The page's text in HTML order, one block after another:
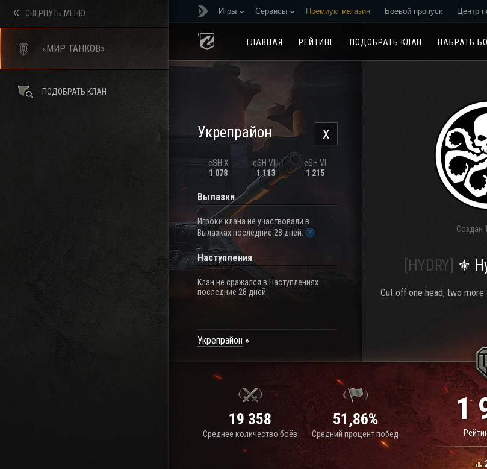
Игры Сервисы Премиум магазин Боевой пропуск Центр
ГЛАВНАЯ РЕЙТИНГ ПОДОБРАТЬ КЛАН НАБРАТЬ
X
Укрепрайон
eSH X
1 078
eSH VIII
1 113
eSH VI
1 215
Вылазки
Игроки клана не участвовали в
Вылазках последние 28 дней.
Наступления
Клан не сражался в Наступлениях
последние 28 дней.
Укрепрайон
Создан
[HYDRY] ⚜
Cut off one head, two more
19 358
Среднее количество боёв
51,86%
Средний процент побед
1
СВЕРНУТЬ МЕНЮ
«МИР ТАНКОВ»
ПОДОБРАТЬ КЛАН